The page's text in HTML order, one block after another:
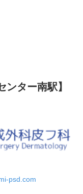
ター南駅】
psd.com